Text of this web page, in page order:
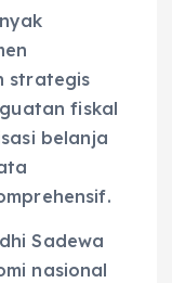
strategis
fiskal
belanja
Sadewa
nasional